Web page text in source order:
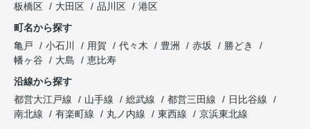
板橋区
大田区 品川区
港区
町名から探す
亀戸
小石川 用賀 代々木 豊洲 赤坂
勝どき
幡ヶ谷
大島
恵比寿
沿線から探す
都営大江戸線
山手線 総武線 都営三田線
日比谷線
南北線
有楽町線 丸ノ内線 東西線
京浜東北線